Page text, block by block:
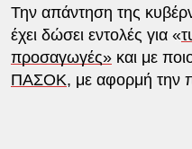
Την απάντηση της
έχει δώσει εντολές για «
προσαγωγές»και με
ΠΑΣΟΚ, με αφορμή την